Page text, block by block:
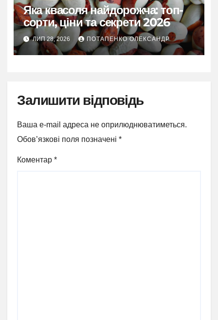
Яка квасоля найдорожча: топ-
сорти, ціни та секрети 2026
ЛИП 28, 2026 ПОТАПЕНКО ОЛЕКСАНДР
Залишити відповідь
Ваша e-mail адреса не оприлюднюватиметься.
Обов’язкові поля позначені *
Коментар *